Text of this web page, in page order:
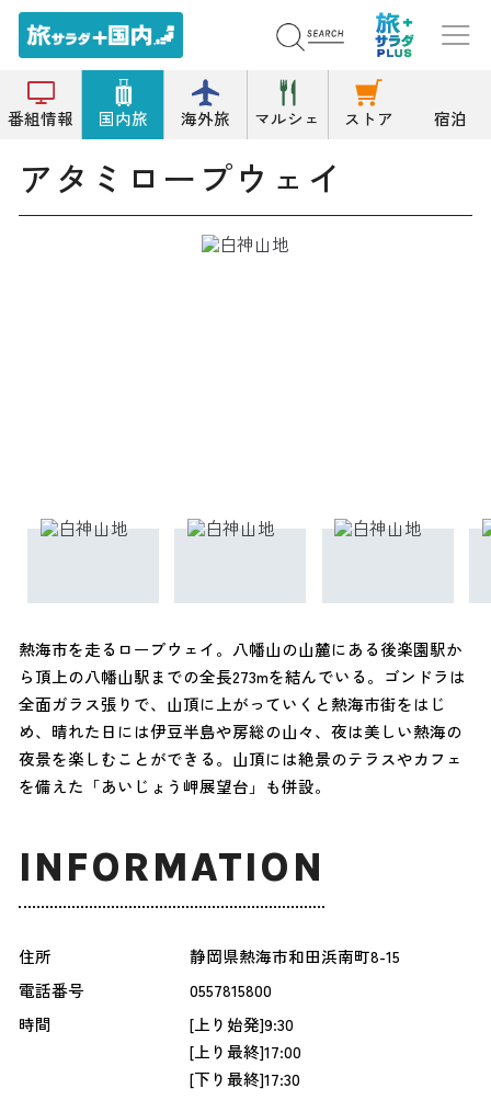
番組情報 国内旅 海外旅 マルシェ ストア 宿泊
トップ ロープウェイ等 アタミロープウェイ
アタミロープウェイ
熱海市を走るロープウェイ。八幡山の山麓にある後楽園駅か
ら頂上の八幡山駅までの全長273mを結んでいる。ゴンドラは
全面ガラス張りで、山頂に上がっていくと熱海市街をはじ
め、晴れた日には伊豆半島や房総の山々、夜は美しい熱海の
夜景を楽しむことができる。山頂には絶景のテラスやカフェ
を備えた「あいじょう岬展望台」も併設。
INFORMATION
住所
静岡県熱海市和田浜南町8-15
電話番号
0557815800
時間
[上り始発]9:30
[上り最終]17:00
[下り最終]17:30